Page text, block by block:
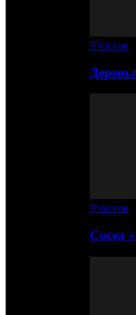
Участок
Участок
Сосед